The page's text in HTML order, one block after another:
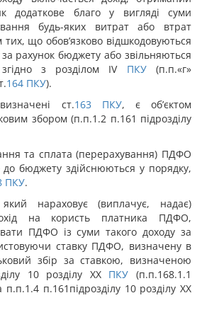
додаткове благо у вигляді суми
будь-яких витрат або втрат
що обов’язково відшкодовуються
за рахунок бюджету або звільняються
з розділом IV ПКУ(п.п.«г»
164 ПКУ).
ст.163 ПКУ, є об’єктом
збором (п.п.1.2 п.161 підрозділу
та сплата (перерахування) ПДФО
до бюджету здійснюються у порядку,
ПКУ.
нараховує (виплачує, надає)
на користь платника ПДФО,
ПДФО із суми такого доходу за
ставку ПДФО, визначену в
збір за ставкою, визначеною
10 розділу XX ПКУ (п.п.168.1.1
п.161підрозділу 10 розділу XX